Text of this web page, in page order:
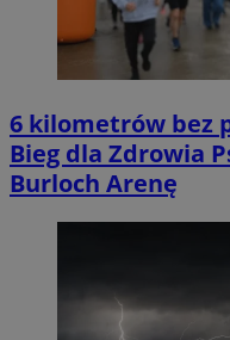
6 kilometrów bez
Bieg dla Zdrowia
Burloch Arenę